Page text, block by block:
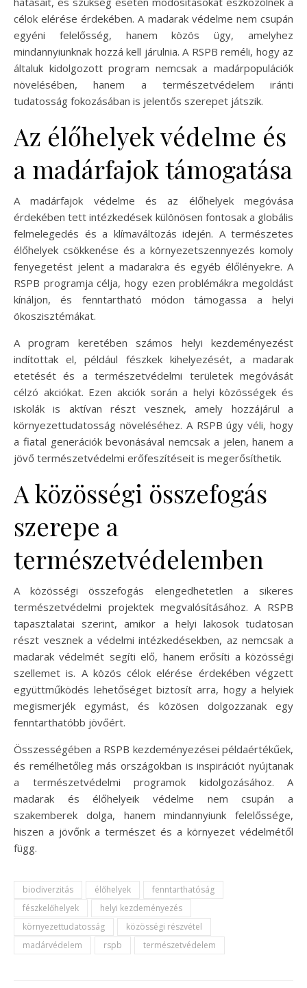
célok elérése érdekében. A madarak védelme nem csupán
egyéni felelősség, hanem közös ügy, amelyhez
mindannyiunknak hozzá kell járulnia. A RSPB reméli, hogy az
általuk kidolgozott program nemcsak a madárpopulációk
növelésében, hanem a természetvédelem iránti
tudatosság fokozásában is jelentős szerepet játszik.
Az élőhelyek védelme és
a madárfajok támogatása
A madárfajok védelme és az élőhelyek megóvása
érdekében tett intézkedések különösen fontosak a globális
felmelegedés és a klímaváltozás idején. A természetes
élőhelyek csökkenése és a környezetszennyezés komoly
fenyegetést jelent a madarakra és egyéb élőlényekre. A
RSPB programja célja, hogy ezen problémákra megoldást
kínáljon, és fenntartható módon támogassa a helyi
ökoszisztémákat.
A program keretében számos helyi kezdeményezést
indítottak el, például fészkek kihelyezését, a madarak
etetését és a természetvédelmi területek megóvását
célzó akciókat. Ezen akciók során a helyi közösségek és
iskolák is aktívan részt vesznek, amely hozzájárul a
környezettudatosság növeléséhez. A RSPB úgy véli, hogy
a fiatal generációk bevonásával nemcsak a jelen, hanem a
jövő természetvédelmi erőfeszítéseit is megerősíthetik.
A közösségi összefogás
szerepe a
természetvédelemben
A közösségi összefogás elengedhetetlen a sikeres
természetvédelmi projektek megvalósításához. A RSPB
tapasztalatai szerint, amikor a helyi lakosok tudatosan
részt vesznek a védelmi intézkedésekben, az nemcsak a
madarak védelmét segíti elő, hanem erősíti a közösségi
szellemet is. A közös célok elérése érdekében végzett
együttműködés lehetőséget biztosít arra, hogy a helyiek
megismerjék egymást, és közösen dolgozzanak egy
fenntarthatóbb jövőért.
Összességében a RSPB kezdeményezései példaértékűek,
és remélhetőleg más országokban is inspirációt nyújtanak
a természetvédelmi programok kidolgozásához. A
madarak és élőhelyeik védelme nem csupán a
szakemberek dolga, hanem mindannyiunk felelőssége,
hiszen a jövőnk a természet és a környezet védelmétől
függ.
biodiverzitás élőhelyek
fenntarthatóság
fészkelőhelyek
helyi kezdeményezés
környezettudatosság
közösségi részvétel
madárvédelem
rspb természetvédelem